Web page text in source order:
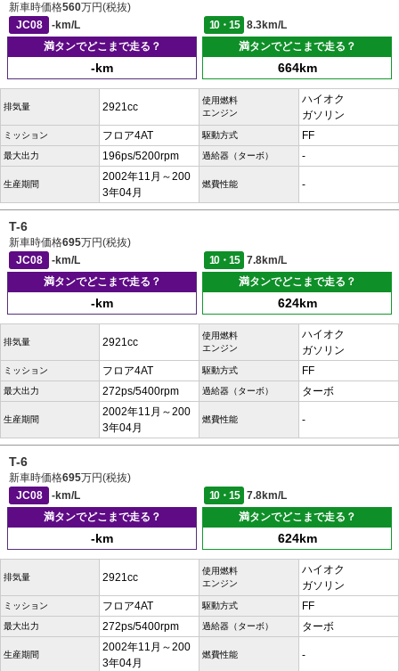
新車時価格560万円(税抜)
JC08
-km/L 10・15
8.3km/L
満タンでどこまで走る？
-km
満タンでどこまで走る？
664km
排気量 2921cc
使用燃料
エンジン
ハイオク
ガソリン
ミッション フロア4AT 駆動方式 FF
最大出力 196ps/5200rpm 過給器（ターボ） -
生産期間
2002年11月～200
3年04月
燃費性能 -
T-6
新車時価格695万円(税抜)
JC08
-km/L 10・15
7.8km/L
満タンでどこまで走る？
-km
満タンでどこまで走る？
624km
排気量 2921cc
使用燃料
エンジン
ハイオク
ガソリン
ミッション フロア4AT 駆動方式 FF
最大出力 272ps/5400rpm 過給器（ターボ） ターボ
生産期間
2002年11月～200
3年04月
燃費性能 -
T-6
新車時価格695万円(税抜)
JC08
-km/L 10・15
7.8km/L
満タンでどこまで走る？
-km
満タンでどこまで走る？
624km
排気量 2921cc
使用燃料
エンジン
ハイオク
ガソリン
ミッション フロア4AT 駆動方式 FF
最大出力 272ps/5400rpm 過給器（ターボ） ターボ
生産期間
2002年11月～200
3年04月
燃費性能 -